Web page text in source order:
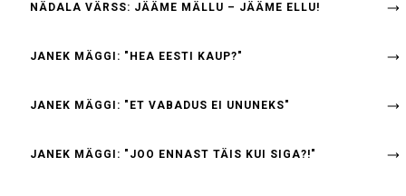
NÄDALA VÄRSS: JÄÄME MÄLLU – JÄÄME ELLU!
JANEK MÄGGI: "HEA EESTI KAUP?"
JANEK MÄGGI: "ET VABADUS EI UNUNEKS"
JANEK MÄGGI: "JOO ENNAST TÄIS KUI SIGA?!"